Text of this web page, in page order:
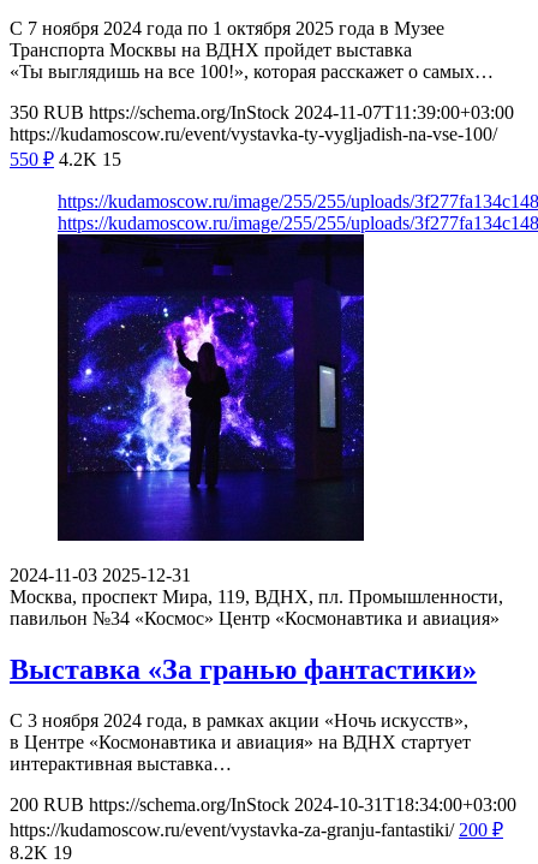
С 7 ноября 2024 года по 1 октября 2025 года в Музее
Транспорта Москвы на ВДНХ пройдет выставка
«Ты выглядишь на все 100!», которая расскажет о самых…
350 RUB https://schema.org/InStock 2024-11-07T11:39:00+03:00
https://kudamoscow.ru/event/vystavka-ty-vygljadish-na-vse-100/
550 ₽ 4.2K 15
https://kudamoscow.ru/image/255/255/uploads/
https://kudamoscow.ru/image/255/255/uploads/
2024-11-03 2025-12-31
Москва, проспект Мира, 119, ВДНХ, пл. Промышленности,
павильон №34 «Космос» Центр «Космонавтика и авиация»
Выставка «За гранью фантастики»
С 3 ноября 2024 года, в рамках акции «Ночь искусств»,
в Центре «Космонавтика и авиация» на ВДНХ стартует
интерактивная выставка…
200 RUB https://schema.org/InStock 2024-10-31T18:34:00+03:00
https://kudamoscow.ru/event/vystavka-za-granju-fantastiki/ 200 ₽
8.2K 19